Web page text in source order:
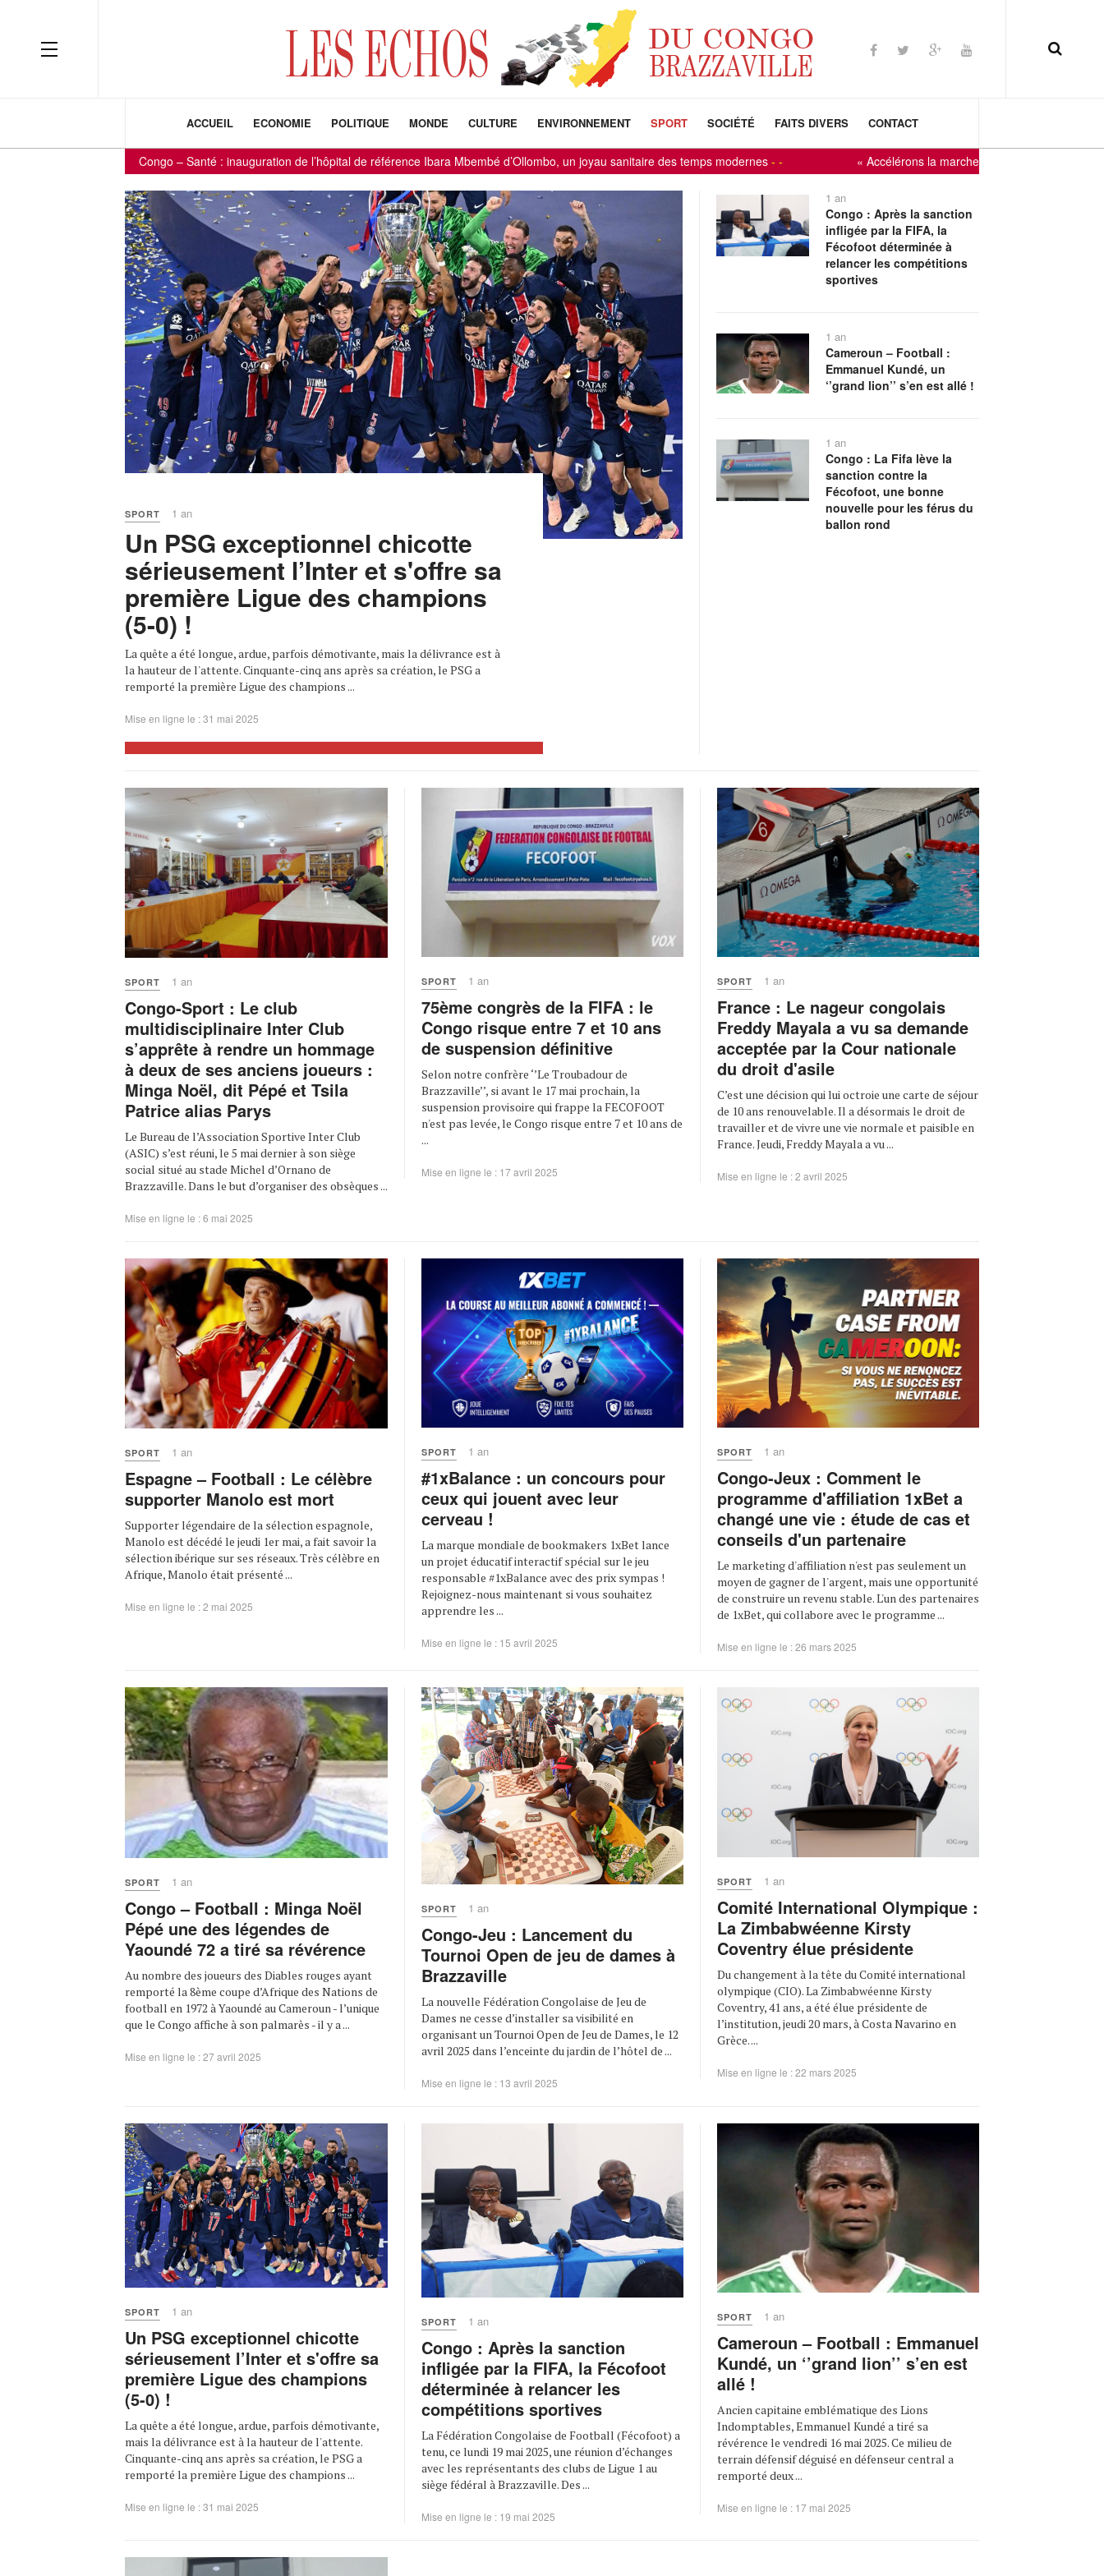
ACCUEIL ECONOMIE POLITIQUE MONDE CULTURE ENVIRONNEMENT SPORT SOCIÉTÉ FAITS DIVERS CONTACT
Congo – Santé : inauguration de l’hôpital de référence Ibara Mbembé d’Ollombo, un joyau sanitaire des temps modernes -- « Accélérons la marche vers le développement » : le
SPORT 1 an
Un PSG exceptionnel chicotte
sérieusement l’Inter et s'offre sa
première Ligue des champions
(5-0) !
La quête a été longue, ardue, parfois démotivante, mais la délivrance est à
la hauteur de l'attente. Cinquante-cinq ans après sa création, le PSG a
remporté la première Ligue des champions ...
Mise en ligne le : 31 mai 2025
1 an
Congo : Après la sanction
infligée par la FIFA, la
Fécofoot déterminée à
relancer les compétitions
sportives
1 an
Cameroun – Football :
Emmanuel Kundé, un
‘’grand lion’’ s’en est allé !
1 an
Congo : La Fifa lève la
sanction contre la
Fécofoot, une bonne
nouvelle pour les férus du
ballon rond
SPORT 1 an
Congo-Sport : Le club
multidisciplinaire Inter Club
s’apprête à rendre un hommage
à deux de ses anciens joueurs :
Minga Noël, dit Pépé et Tsila
Patrice alias Parys
Le Bureau de l’Association Sportive Inter Club
(ASIC) s’est réuni, le 5 mai dernier à son siège
social situé au stade Michel d’Ornano de
Brazzaville. Dans le but d’organiser des obsèques ...
Mise en ligne le : 6 mai 2025
SPORT 1 an
75ème congrès de la FIFA : le
Congo risque entre 7 et 10 ans
de suspension définitive
Selon notre confrère ‘’Le Troubadour de
Brazzaville’’, si avant le 17 mai prochain, la
suspension provisoire qui frappe la FECOFOOT
n'est pas levée, le Congo risque entre 7 et 10 ans de
...
Mise en ligne le : 17 avril 2025
SPORT 1 an
France : Le nageur congolais
Freddy Mayala a vu sa demande
acceptée par la Cour nationale
du droit d'asile
C’est une décision qui lui octroie une carte de séjour
de 10 ans renouvelable. Il a désormais le droit de
travailler et de vivre une vie normale et paisible en
France. Jeudi, Freddy Mayala a vu ...
Mise en ligne le : 2 avril 2025
SPORT 1 an
Espagne – Football : Le célèbre
supporter Manolo est mort
Supporter légendaire de la sélection espagnole,
Manolo est décédé le jeudi 1er mai, a fait savoir la
sélection ibérique sur ses réseaux. Très célèbre en
Afrique, Manolo était présenté ...
Mise en ligne le : 2 mai 2025
SPORT 1 an
#1xBalance : un concours pour
ceux qui jouent avec leur
cerveau !
La marque mondiale de bookmakers 1xBet lance
un projet éducatif interactif spécial sur le jeu
responsable #1xBalance avec des prix sympas !
Rejoignez-nous maintenant si vous souhaitez
apprendre les ...
Mise en ligne le : 15 avril 2025
SPORT 1 an
Congo-Jeux : Comment le
programme d'affiliation 1xBet a
changé une vie : étude de cas et
conseils d'un partenaire
Le marketing d'affiliation n'est pas seulement un
moyen de gagner de l'argent, mais une opportunité
de construire un revenu stable. L'un des partenaires
de 1xBet, qui collabore avec le programme ...
Mise en ligne le : 26 mars 2025
SPORT 1 an
Congo – Football : Minga Noël
Pépé une des légendes de
Yaoundé 72 a tiré sa révérence
Au nombre des joueurs des Diables rouges ayant
remporté la 8ème coupe d’Afrique des Nations de
football en 1972 à Yaoundé au Cameroun - l’unique
que le Congo affiche à son palmarès - il y a ...
Mise en ligne le : 27 avril 2025
SPORT 1 an
Congo-Jeu : Lancement du
Tournoi Open de jeu de dames à
Brazzaville
La nouvelle Fédération Congolaise de Jeu de
Dames ne cesse d’installer sa visibilité en
organisant un Tournoi Open de Jeu de Dames, le 12
avril 2025 dans l’enceinte du jardin de l’hôtel de ...
Mise en ligne le : 13 avril 2025
SPORT 1 an
Comité International Olympique :
La Zimbabwéenne Kirsty
Coventry élue présidente
Du changement à la tête du Comité international
olympique (CIO). La Zimbabwéenne Kirsty
Coventry, 41 ans, a été élue présidente de
l’institution, jeudi 20 mars, à Costa Navarino en
Grèce. ...
Mise en ligne le : 22 mars 2025
SPORT 1 an
Un PSG exceptionnel chicotte
sérieusement l’Inter et s'offre sa
première Ligue des champions
(5-0) !
La quête a été longue, ardue, parfois démotivante,
mais la délivrance est à la hauteur de l'attente.
Cinquante-cinq ans après sa création, le PSG a
remporté la première Ligue des champions ...
Mise en ligne le : 31 mai 2025
SPORT 1 an
Congo : Après la sanction
infligée par la FIFA, la Fécofoot
déterminée à relancer les
compétitions sportives
La Fédération Congolaise de Football (Fécofoot) a
tenu, ce lundi 19 mai 2025, une réunion d’échanges
avec les représentants des clubs de Ligue 1 au
siège fédéral à Brazzaville. Des ...
Mise en ligne le : 19 mai 2025
SPORT 1 an
Cameroun – Football : Emmanuel
Kundé, un ‘’grand lion’’ s’en est
allé !
Ancien capitaine emblématique des Lions
Indomptables, Emmanuel Kundé a tiré sa
révérence le vendredi 16 mai 2025. Ce milieu de
terrain défensif déguisé en défenseur central a
remporté deux ...
Mise en ligne le : 17 mai 2025